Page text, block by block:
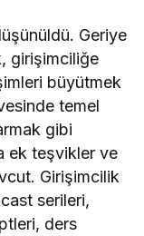
Geriye
girişimciliğe
büyütmek
temel
gibi
ek teşvikler ve
Girişimcilik
serileri,
ders